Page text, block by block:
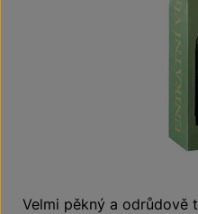
Velmi pěkný a odrůdově